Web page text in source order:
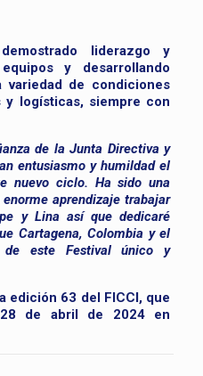
liderazgo y
y desarrollando
variedad de condiciones
y logísticas, siempre con
de la Junta Directiva y
entusiasmo y humildad el
nuevo ciclo. Ha sido una
aprendizaje trabajar
y Lina así que dedicaré
Cartagena, Colombia y el
de este Festival único y
edición 63 del FICCI, que
de abril de 2024 en